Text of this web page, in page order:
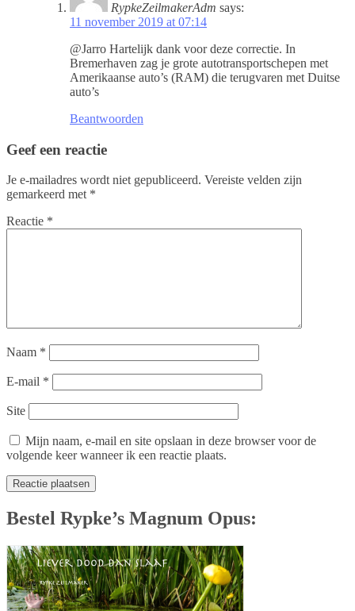
RypkeZeilmakerAdm says:
11 november 2019 at 07:14
@Jarro Hartelijk dank voor deze correctie. In
Bremerhaven zag je grote autotransportschepen met
Amerikaanse auto’s (RAM) die terugvaren met Duitse
auto’s
Beantwoorden
Geef een reactie
Je e-mailadres wordt niet gepubliceerd. Vereiste velden zijn
gemarkeerd met *
Reactie *
Naam *
E-mail *
Site
Mijn naam, e-mail en site opslaan in deze browser voor de
volgende keer wanneer ik een reactie plaats.
Bestel Rypke’s Magnum Opus: